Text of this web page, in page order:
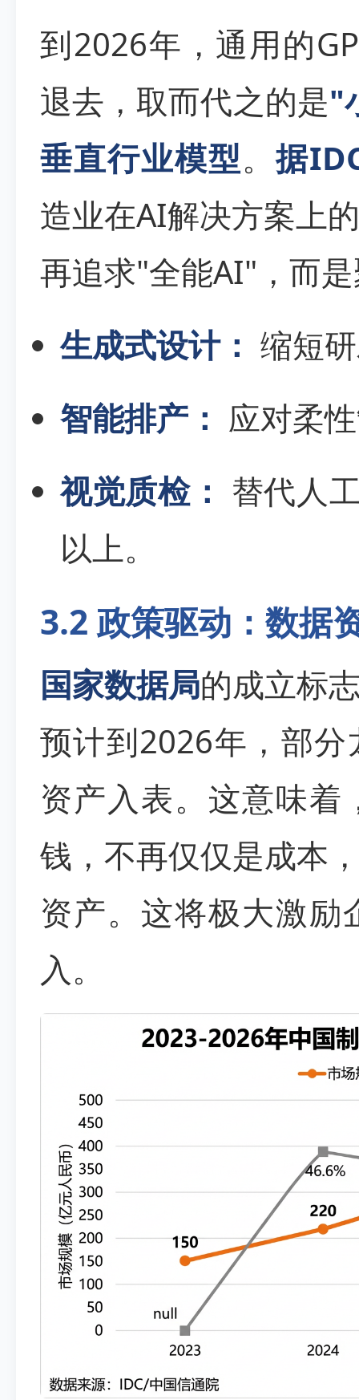
到2026年，通用的
退去，取而代之的是"
垂直行业模型。据
造业在AI解决方案上
再追求"全能AI"，而
生成式设计： 缩短
智能排产： 应对柔
视觉质检： 替代人
以上。
3.2 政策驱动：数据
国家数据局的成立标
预计到2026年，部
资产入表。这意味着
钱，不再仅仅是成本
资产。这将极大激励
入。